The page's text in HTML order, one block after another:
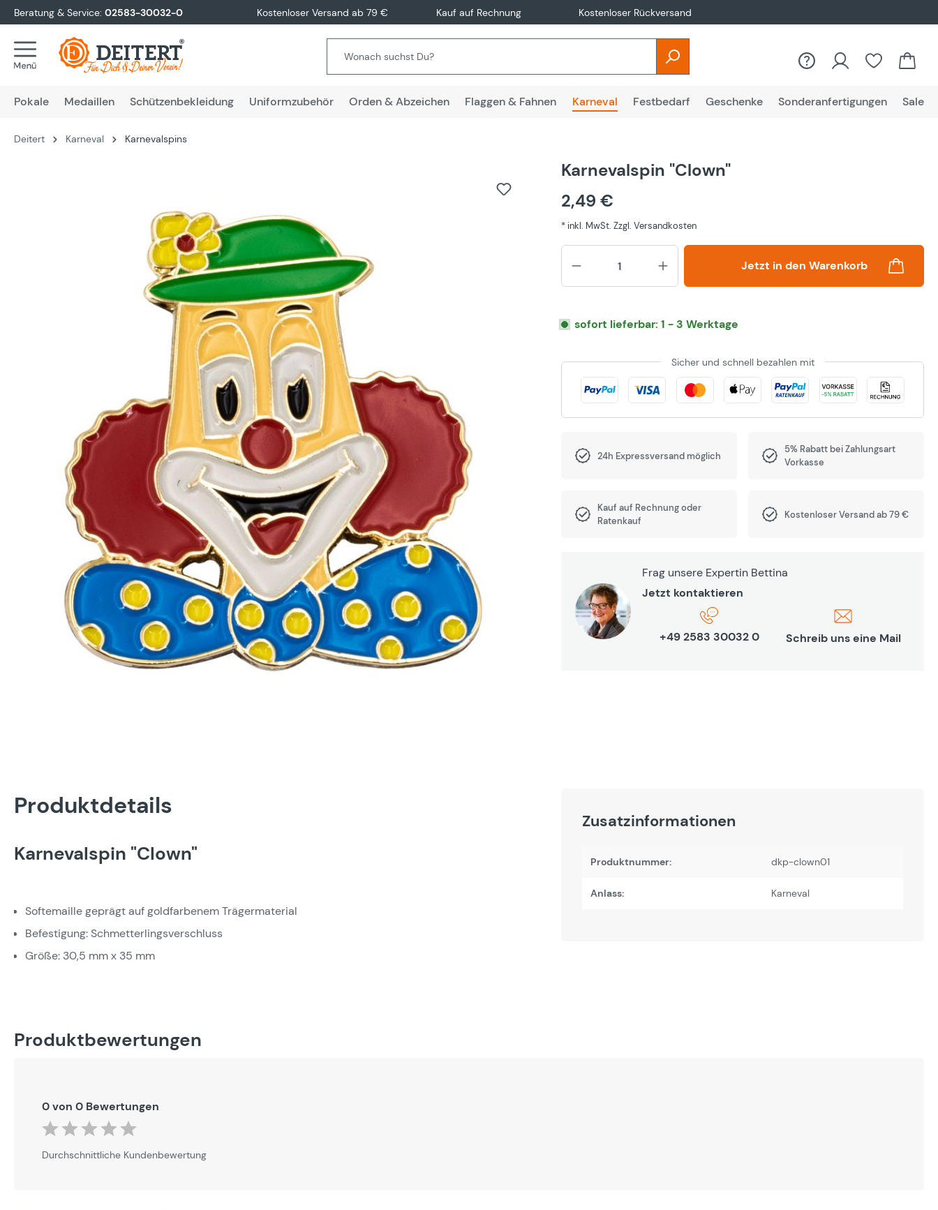
Zur Hauptnavigation springen
Beratung & Service: 02583-30032-0 Kostenloser Versand ab 79 € Kauf auf Rechnung Kostenloser Rückversand
Pokale Medaillen Schützenbekleidung Uniformzubehör Orden & Abzeichen Flaggen & Fahnen Karneval Festbedarf Geschenke Sonderanfertigungen Sale
Deitert Karneval Karnevalspins
Karnevalspin "Clown"
2,49 €
* inkl. MwSt. Zzgl. Versandkosten
Produkt Anzahl: Gib den
Jetzt in den Warenkorb
sofort lieferbar: 1 - 3 Werktage
Sicher und schnell bezahlen mit
24h Expressversand möglich
5% Rabatt bei Zahlungsart
Vorkasse
Kauf auf Rechnung oder
Ratenkauf
Kostenloser Versand ab 79 €
Frag unsere Expertin Bettina
Jetzt kontaktieren
+49 2583 30032 0 Schreib uns eine Mail
Produktdetails
Karnevalspin "Clown"
Softemaille geprägt auf goldfarbenem Trägermaterial
Befestigung: Schmetterlingsverschluss
Größe: 30,5 mm x 35 mm
Zusatzinformationen
Produktnummer: dkp-clown01
Anlass: Karneval
Produktbewertungen
0 von 0 Bewertungen
Durchschnittliche Bewertung von 0 von 5 Sternen
Durchschnittliche Kundenbewertung